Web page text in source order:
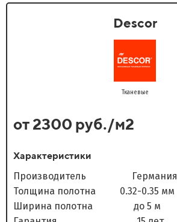
Descor
Тканевые
от 2300 руб./м2
Характеристики
Производитель Германия
Толщина полотна 0.32-0.35 мм
Ширина полотна до 5 м